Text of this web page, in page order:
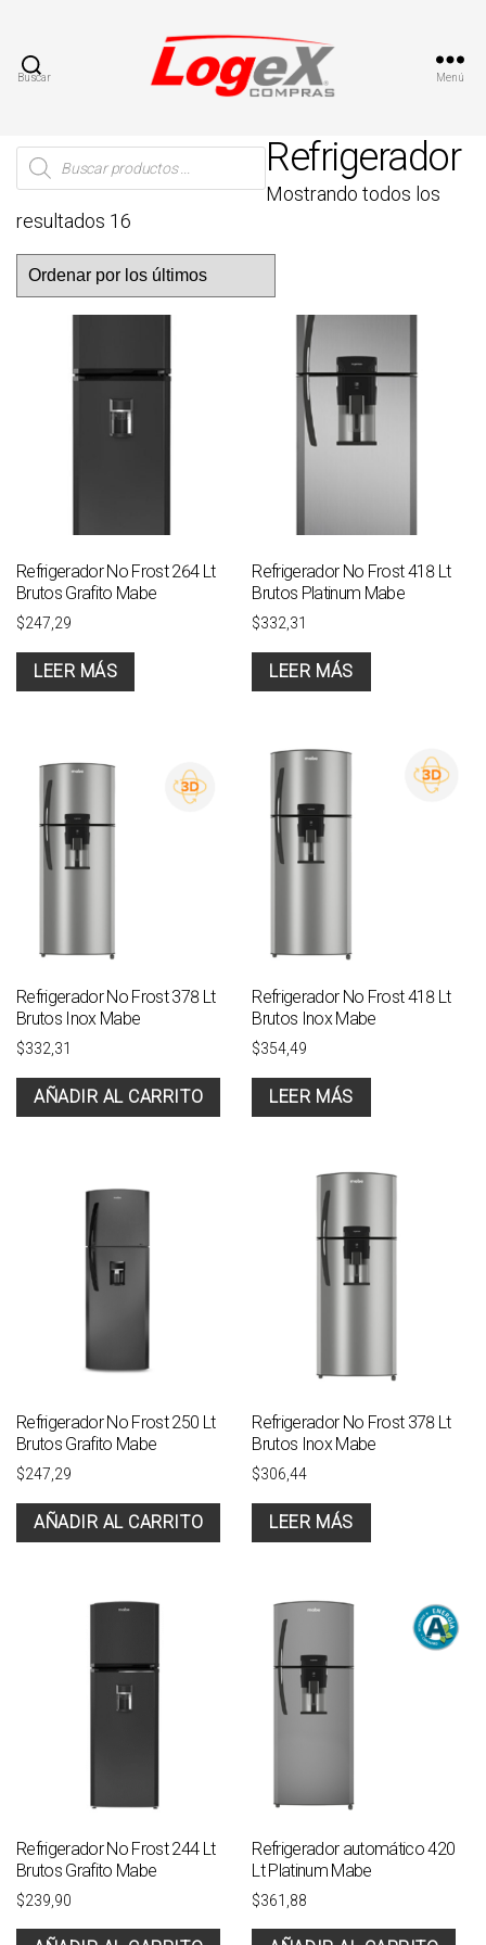
Buscar Menú
Búsqueda
de
productos
Refrigerador
Mostrando todos los
resultados 16
Refrigerador No Frost 264 Lt
Brutos Grafito Mabe
$247,29
LEER MÁS
Refrigerador No Frost 418 Lt
Brutos Platinum Mabe
$332,31
LEER MÁS
Refrigerador No Frost 378 Lt
Brutos Inox Mabe
$332,31
AÑADIR AL CARRITO
Refrigerador No Frost 418 Lt
Brutos Inox Mabe
$354,49
LEER MÁS
Refrigerador No Frost 250 Lt
Brutos Grafito Mabe
$247,29
AÑADIR AL CARRITO
Refrigerador No Frost 378 Lt
Brutos Inox Mabe
$306,44
LEER MÁS
Refrigerador No Frost 244 Lt
Brutos Grafito Mabe
$239,90
Refrigerador automático 420
Lt Platinum Mabe
$361,88